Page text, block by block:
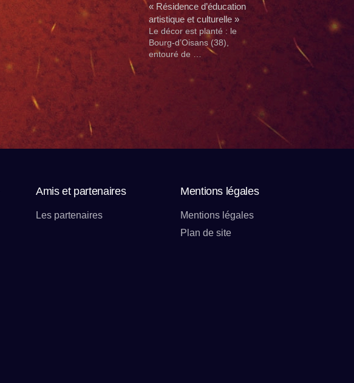
« Résidence d’éducation
artistique et culturelle »
Le décor est planté : le
Bourg-d’Oisans (38),
entouré de …
Amis et partenaires
Les partenaires
Mentions légales
Mentions légales
Plan de site